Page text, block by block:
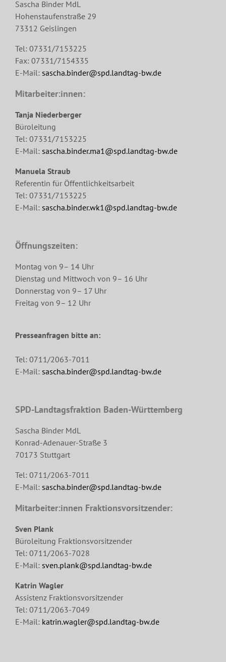
Sascha Binder MdL
Hohenstaufenstraße 29
73312 Geislingen
Tel: 07331/7153225
Fax: 07331/7154335
E-Mail: sascha.binder@spd.landtag-bw.de
Mitarbeiter:innen:
Tanja Niederberger
Büroleitung
Tel: 07331/7153225
E-Mail: sascha.binder.ma1@spd.landtag-bw.de
Manuela Straub
Referentin für Öffentlichkeitsarbeit
Tel: 07331/7153225
E-Mail: sascha.binder.wk1@spd.landtag-bw.de
Öffnungszeiten:
Montag von 9– 14 Uhr
Dienstag und Mittwoch von 9– 16 Uhr
Donnerstag von 9– 17 Uhr
Freitag von 9– 12 Uhr
Presseanfragen bitte an:
Tel: 0711/2063-7011
E-Mail: sascha.binder@spd.landtag-bw.de
SPD-Landtagsfraktion Baden-Württemberg
Sascha Binder MdL
Konrad-Adenauer-Straße 3
70173 Stuttgart
Tel: 0711/2063-7011
E-Mail: sascha.binder@spd.landtag-bw.de
Mitarbeiter:innen Fraktionsvorsitzender:
Sven Plank
Büroleitung Fraktionsvorsitzender
Tel: 0711/2063-7028
E-Mail: sven.plank@spd.landtag-bw.de
Katrin Wagler
Assistenz Fraktionsvorsitzender
Tel: 0711/2063-7049
E-Mail: katrin.wagler@spd.landtag-bw.de